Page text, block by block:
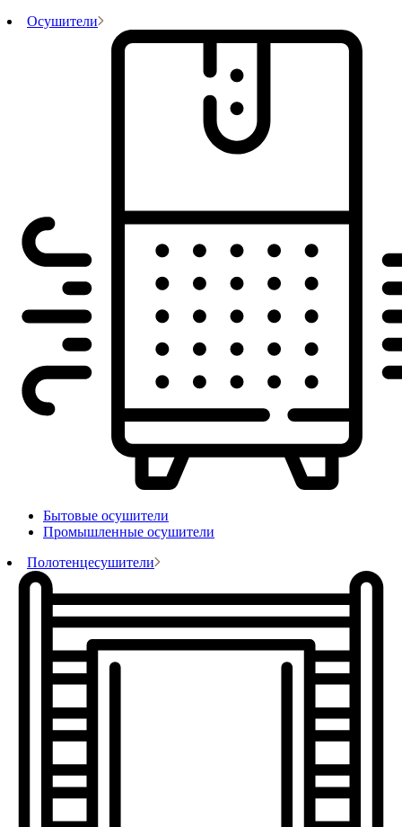
Осушители
Бытовые осушители
Промышленные осушители
Полотенцесушители